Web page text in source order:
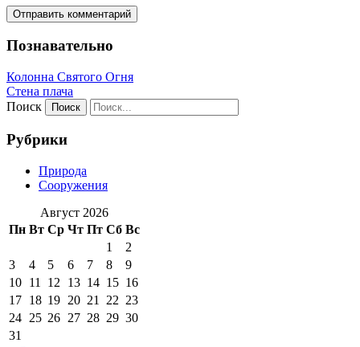
Познавательно
Колонна Святого Огня
Стена плача
Поиск
Рубрики
Природа
Сооружения
Август 2026
Пн Вт Ср Чт Пт Сб Вс
1
2
3
4 5 6 7 8
9
10 11 12 13 14 15 16
17 18 19 20 21 22 23
24 25 26 27 28 29 30
31